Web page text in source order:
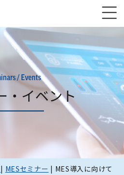
/ Events
・イベント
| MESセミナー | MES導入に向けて